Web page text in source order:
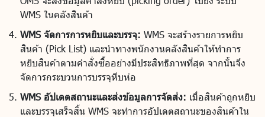
WMS ในคลังสินค้า
WMS จัดการการหยิบและบรรจุ: WMS จะสร้างรายการหยิบ
สินค้า (Pick List) และนำทางพนักงานคลังสินค้าให้ทำการ
หยิบสินค้าตามคำสั่งซื้ออย่างมีประสิทธิภาพที่สุด จากนั้นจึง
จัดการกระบวนการบรรจุหีบห่อ
WMS อัปเดตสถานะและส่งข้อมูลการจัดส่ง: เมื่อสินค้าถูกหยิบ
และบรรจุเสร็จสิ้น WMS จะทำการอัปเดตสถานะของสินค้าใน